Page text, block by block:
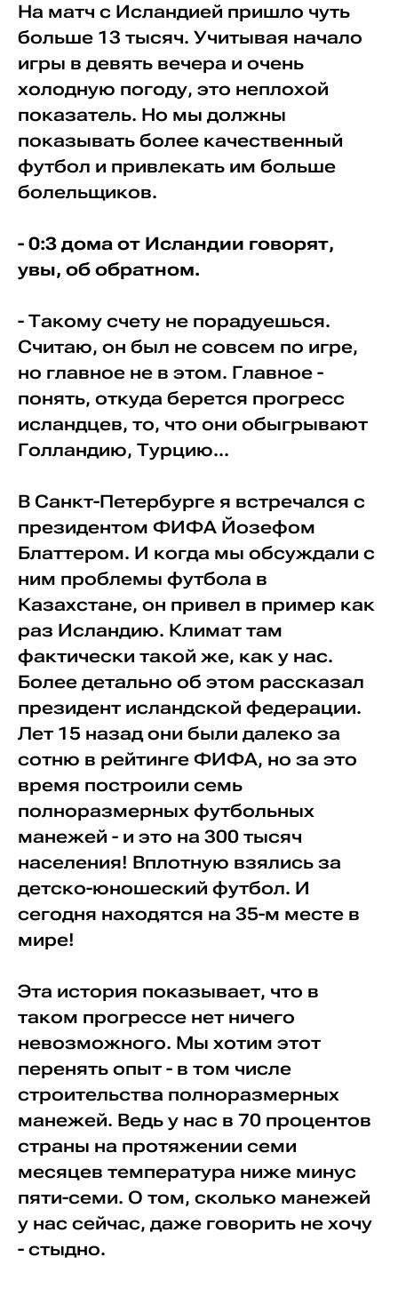
На матч с Исландией пришло чуть
больше 13 тысяч. Учитывая начало
игры в девять вечера и очень
холодную погоду, это неплохой
показатель. Но мы должны
показывать более качественный
футбол и привлекать им больше
болельщиков.
- 0:3 дома от Исландии говорят,
увы, об обратном.
- Такому счету не порадуешься.
Считаю, он был не совсем по игре,
но главное не в этом. Главное -
понять, откуда берется прогресс
исландцев, то, что они обыгрывают
Голландию, Турцию...
В Санкт-Петербурге я встречался с
президентом ФИФА Йозефом
Блаттером. И когда мы обсуждали с
ним проблемы футбола в
Казахстане, он привел в пример как
раз Исландию. Климат там
фактически такой же, как у нас.
Более детально об этом рассказал
президент исландской федерации.
Лет 15 назад они были далеко за
сотню в рейтинге ФИФА, но за это
время построили семь
полноразмерных футбольных
манежей - и это на 300 тысяч
населения! Вплотную взялись за
детско-юношеский футбол. И
сегодня находятся на 35-м месте в
мире!
Эта история показывает, что в
таком прогрессе нет ничего
невозможного. Мы хотим этот
перенять опыт - в том числе
строительства полноразмерных
манежей. Ведь у нас в 70 процентов
страны на протяжении семи
месяцев температура ниже минус
пяти-семи. О том, сколько манежей
у нас сейчас, даже говорить не хочу
- стыдно.